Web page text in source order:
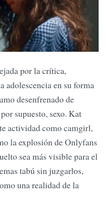
por la crítica,
adolescencia en su forma
desenfrenado de
supuesto, sexo. Kat
actividad como camgirl,
la explosión de Onlyfans
sea más visible para el
tabú sin juzgarlos,
una realidad de la